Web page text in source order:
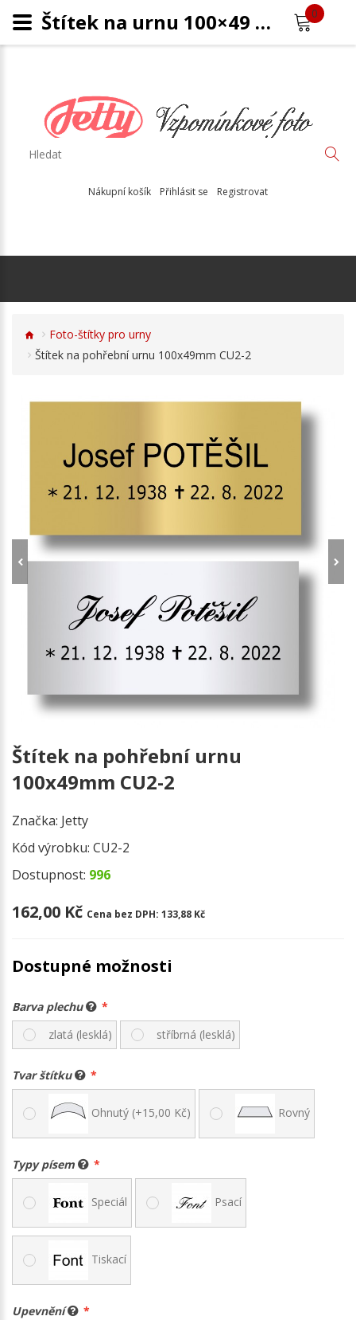
Nákupní košík Přihlásit se Registrovat
0
Foto-štítky pro urny
Štítek na pohřební urnu 100x49mm CU2-2
Štítek na pohřební urnu
100x49mm CU2-2
Značka: Jetty
Kód výrobku: CU2-2
Dostupnost: 996
162,00 Kč Cena bez DPH: 133,88 Kč
Dostupné možnosti
Barva plechu
zlatá (lesklá)
stříbrná (lesklá)
Tvar štítku
Ohnutý (+15,00 Kč) Rovný
Typy písem
Speciál Psací
Tiskací
Upevnění
Štítek na urnu 100×49 mm – personalizovaný potisk, odolný venkovní materiál